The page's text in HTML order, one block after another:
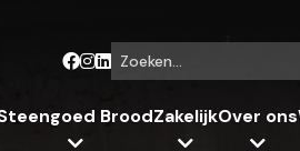
Zoeken...
BroodZakelijkOver ons